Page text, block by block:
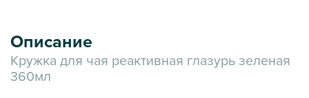
Описание
Кружка для чая реактивная глазурь зеленая
360мл